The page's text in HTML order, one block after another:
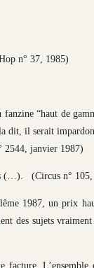
n° 37, 1985)
fanzine “haut de
il serait
2544, janvier 1987)
(…). (Circus n°
1987, un prix
des sujets
facture.